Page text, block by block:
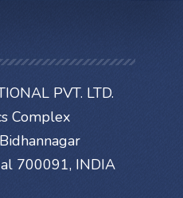
PVT. LTD.
Complex
700091, INDIA